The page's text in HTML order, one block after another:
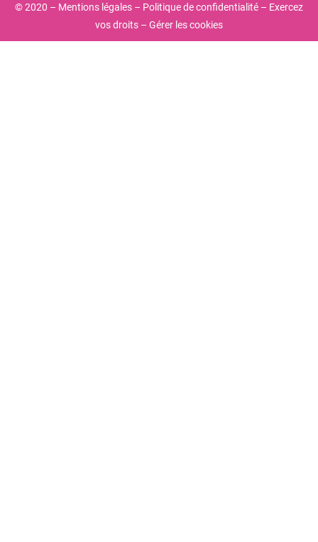
© 2020 – Mentions légales – Politique de confidentialité – Exercez
vos droits – Gérer les cookies